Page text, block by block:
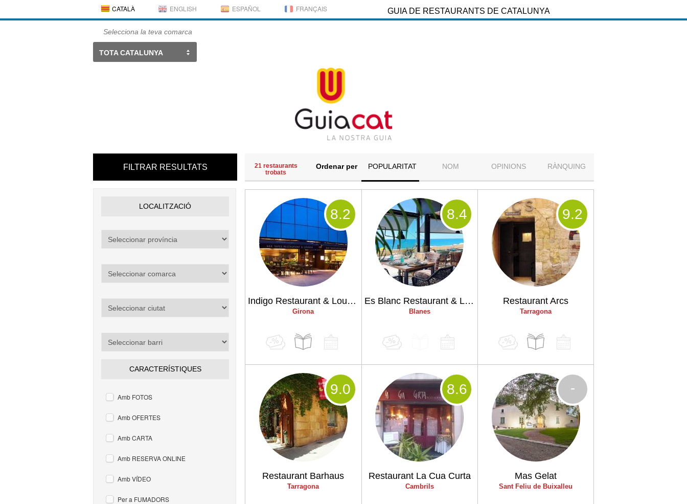
CATALÀ ENGLISH ESPAÑOL FRANÇAIS GUIA DE RESTAURANTS DE CATALUNYA
Selecciona la teva comarca
TOTA CATALUNYA
FILTRAR RESULTATS
LOCALITZACIÓ
CARACTERÍSTIQUES
Amb FOTOS
Amb OFERTES
Amb CARTA
Amb RESERVA ONLINE
Amb VÍDEO
Per a FUMADORS
21 restaurants
trobats
Ordenar per POPULARITAT NOM OPINIONS RÀNQUING
Indigo Restaurant & Lounge
Girona
8.2
Es Blanc Restaurant & Lounge Club
Blanes
8.4
Restaurant Arcs
Tarragona
9.2
Restaurant Barhaus
Tarragona
9.0
Restaurant La Cua Curta
Cambrils
8.6
Mas Gelat
Sant Feliu de Buixalleu
-